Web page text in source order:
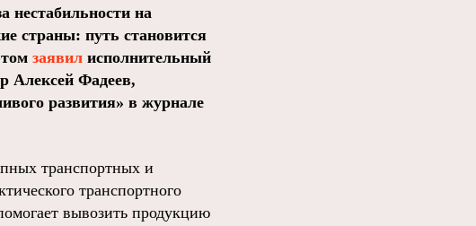
нестабильности на
страны: путь становится
заявил исполнительный
Алексей Фадеев,
развития» в журнале
транспортных и
транспортного
вывозить продукцию